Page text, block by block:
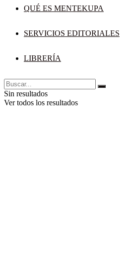
QUÉ ES MENTEKUPA
SERVICIOS EDITORIALES
LIBRERÍA
Sin resultados
Ver todos los resultados